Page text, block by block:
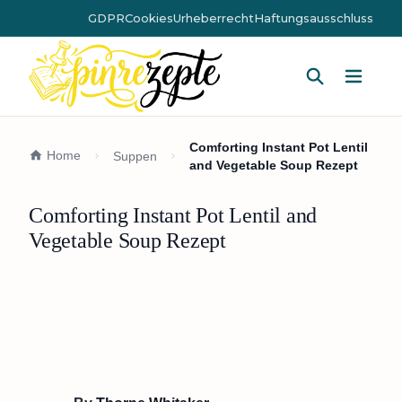
GDPRCookiesUrheberrechtHaftungsausschluss
Home Suppen
Comforting Instant Pot Lentil
and Vegetable Soup Rezept
Comforting Instant Pot Lentil and
Vegetable Soup Rezept